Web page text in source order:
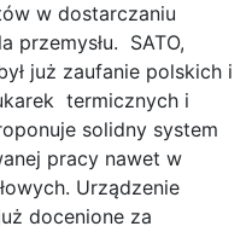
w dostarczaniu
przemysłu. SATO,
już zaufanie polskich i
termicznych i
solidny system
pracy nawet w
Urządzenie
docenione za